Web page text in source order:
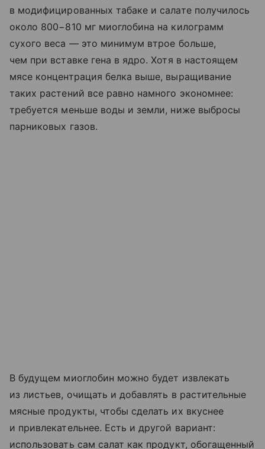
в модифицированных табаке и салате получилось
около 800−810 мг миоглобина на килограмм
сухого веса — это минимум втрое больше,
чем при вставке гена в ядро. Хотя в настоящем
мясе концентрация белка выше, выращивание
таких растений все равно намного экономнее:
требуется меньше воды и земли, ниже выбросы
парниковых газов.
В будущем миоглобин можно будет извлекать
из листьев, очищать и добавлять в растительные
мясные продукты, чтобы сделать их вкуснее
и привлекательнее. Есть и другой вариант:
использовать сам салат как продукт, обогащенный